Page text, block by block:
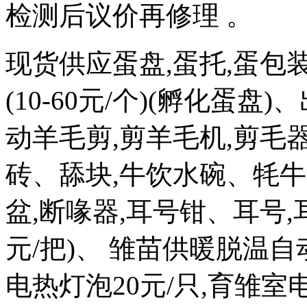
检测后议价再修理 。
现货供应蛋盘,蛋托,蛋包
(10-60元/个)(孵化蛋盘)
动羊毛剪,剪羊毛机,剪毛
砖、舔块,牛饮水碗、牦
盆,断喙器,耳号钳、耳号,
元/把)、 雏苗供暖脱温
电热灯泡20元/只,育雏室